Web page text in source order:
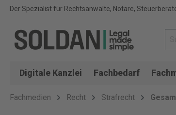
Der Spezialist für Rechtsanwälte, Notare,
Digitale Kanzlei Fachbedarf
Fachmedien Recht Strafrecht